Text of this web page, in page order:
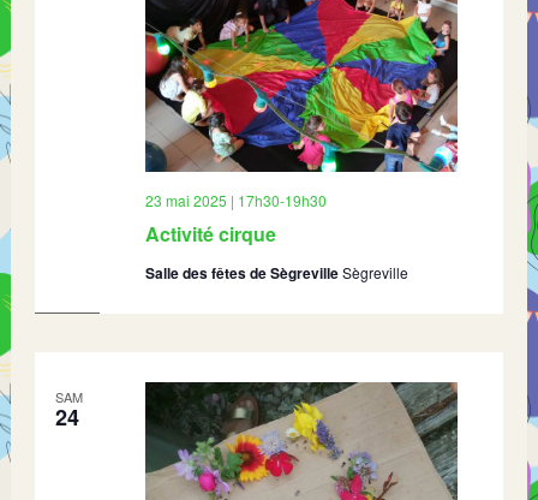
Activité cirque
23 mai 2025 | 17h30-19h30
Salle des fêtes de SègrevilleSègreville
SAM
24